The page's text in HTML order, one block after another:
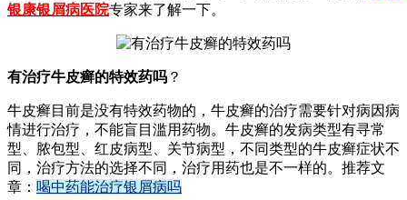
银康银屑病医院专家来了解一下。
有治疗牛皮癣的特效药吗 ？
牛皮癣目前是没有特效药物的，牛皮癣的治疗需要针对病因病
情进行治疗，不能盲目滥用药物。牛皮癣的发病类型有寻常
型、脓包型、红皮病型、关节病型，不同类型的牛皮癣症状不
同，治疗方法的选择不同，治疗用药也是不一样的。推荐文
章： 喝中药能治疗银屑病吗